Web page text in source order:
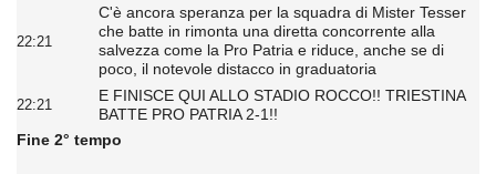
22:21
C'è ancora speranza per la squadra di Mister Tesser
che batte in rimonta una diretta concorrente alla
salvezza come la Pro Patria e riduce, anche se di
poco, il notevole distacco in graduatoria
22:21
E FINISCE QUI ALLO STADIO ROCCO!! TRIESTINA
BATTE PRO PATRIA 2-1!!
Fine 2° tempo